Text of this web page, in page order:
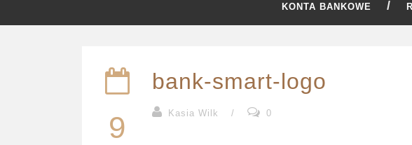
KONTA BANKOWE
9
bank-smart-logo
Kasia Wilk / 0